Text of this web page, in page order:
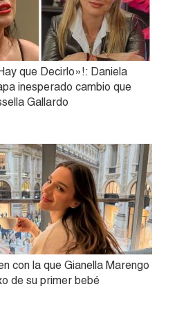
que Decirlo»!: Daniela
inesperado cambio que
Gallardo
con la que Gianella Marengo
de su primer bebé